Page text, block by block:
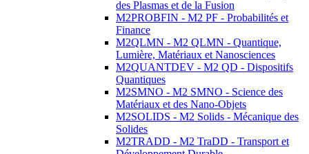
des Plasmas et de la Fusion
M2PROBFIN - M2 PF - Probabilités et
Finance
M2QLMN - M2 QLMN - Quantique,
Lumière, Matériaux et Nanosciences
M2QUANTDEV - M2 QD - Dispositifs
Quantiques
M2SMNO - M2 SMNO - Science des
Matériaux et des Nano-Objets
M2SOLIDS - M2 Solids - Mécanique des
Solides
M2TRADD - M2 TraDD - Transport et